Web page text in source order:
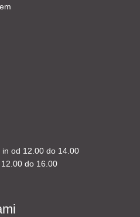
od 12.00 do 14.00
do 16.00